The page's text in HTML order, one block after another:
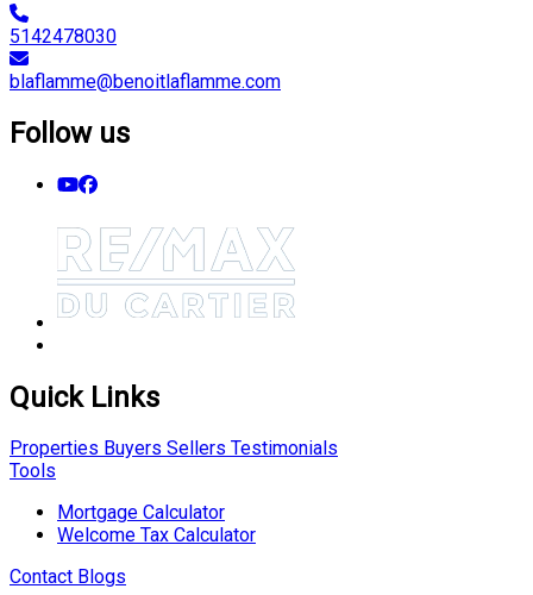
5142478030
blaflamme@benoitlaflamme.com
Follow us
Quick Links
Properties Buyers Sellers Testimonials
Tools
Mortgage Calculator
Welcome Tax Calculator
Contact Blogs